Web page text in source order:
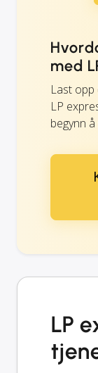
med
Last opp
LP
begynn
LP